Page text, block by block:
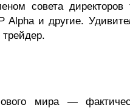
совета
Alpha и другие.
трейдер.
мира —